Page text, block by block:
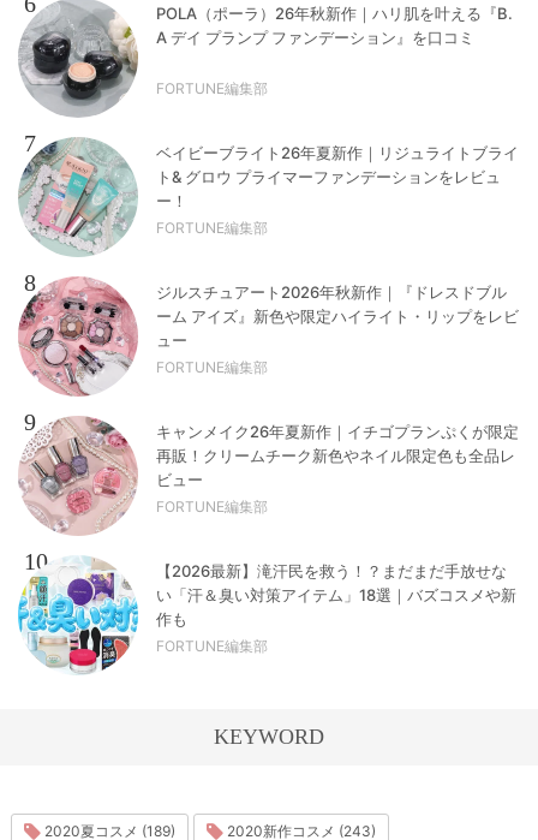
POLA（ポーラ）26年秋新作｜ハリ肌を叶える『B.
A デイ プランプ ファンデーション』を口コミ
FORTUNE編集部
7
ベイビーブライト26年夏新作｜リジュライトブライ
ト& グロウ プライマーファンデーションをレビュ
ー！
FORTUNE編集部
8
ジルスチュアート2026年秋新作｜『ドレスドブル
ーム アイズ』新色や限定ハイライト・リップをレビ
ュー
FORTUNE編集部
9
キャンメイク26年夏新作｜イチゴプランぷくが限定
再販！クリームチーク新色やネイル限定色も全品レ
ビュー
FORTUNE編集部
10
【2026最新】滝汗民を救う！？まだまだ手放せな
い「汗＆臭い対策アイテム」18選｜バズコスメや新
作も
FORTUNE編集部
KEYWORD
2020夏コスメ (189) 2020新作コスメ (243)